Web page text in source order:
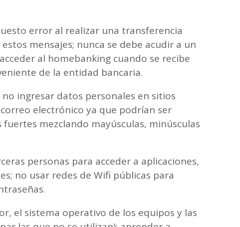
error al realizar una transferencia
mensajes; nunca se debe acudir a un
al homebanking cuando se recibe
de la entidad bancaria.
ingresar datos personales en sitios
electrónico ya que podrían ser
mezclando mayúsculas, minúsculas
personas para acceder a aplicaciones,
no usar redes de Wifi públicas para
el sistema operativo de los equipos y las